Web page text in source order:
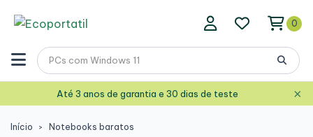
0
Até 3 anos de garantia e 30 dias de teste ×
Início Notebooks baratos